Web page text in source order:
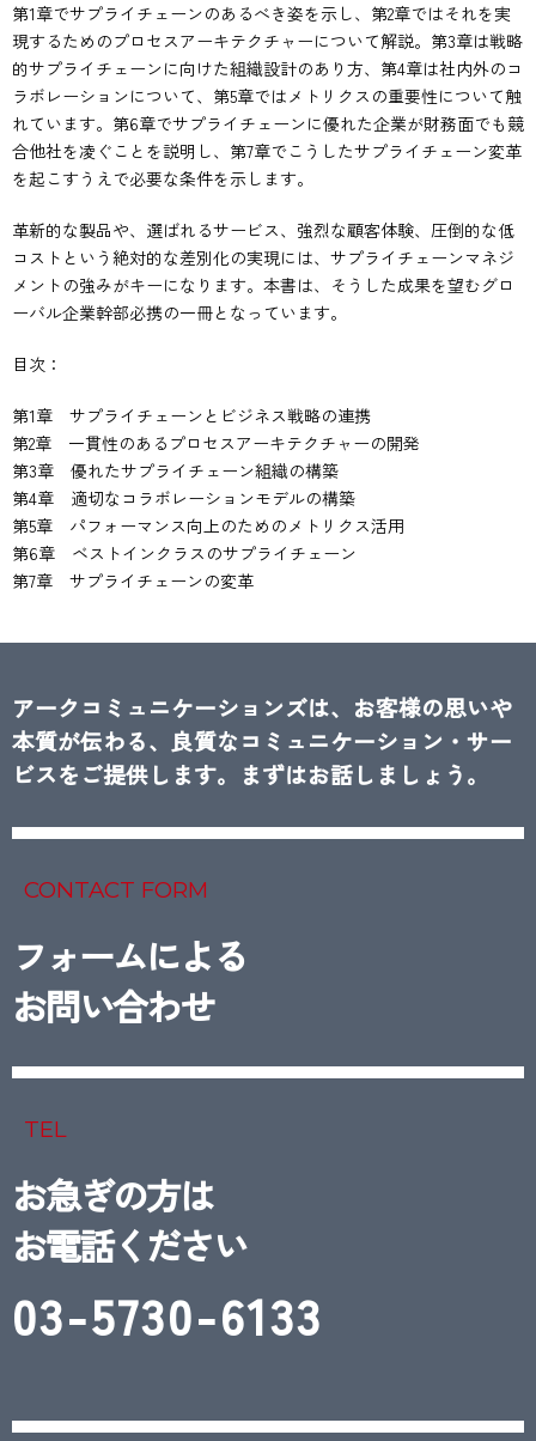
第1章でサプライチェーンのあるべき姿を示し、第2章ではそれを実
現するためのプロセスアーキテクチャーについて解説。第3章は戦略
的サプライチェーンに向けた組織設計のあり方、第4章は社内外のコ
ラボレーションについて、第5章ではメトリクスの重要性について触
れています。第6章でサプライチェーンに優れた企業が財務面でも競
合他社を凌ぐことを説明し、第7章でこうしたサプライチェーン変革
を起こすうえで必要な条件を示します。
革新的な製品や、選ばれるサービス、強烈な顧客体験、圧倒的な低
コストという絶対的な差別化の実現には、サプライチェーンマネジ
メントの強みがキーになります。本書は、そうした成果を望むグロ
ーバル企業幹部必携の一冊となっています。
目次：
第1章 サプライチェーンとビジネス戦略の連携
第2章 一貫性のあるプロセスアーキテクチャーの開発
第3章 優れたサプライチェーン組織の構築
第4章 適切なコラボレーションモデルの構築
第5章 パフォーマンス向上のためのメトリクス活用
第6章 ベストインクラスのサプライチェーン
第7章 サプライチェーンの変革
アークコミュニケーションズは、お客様の思いや
本質が伝わる、良質なコミュニケーション・サー
ビスをご提供します。まずはお話しましょう。
CONTACT FORM
フォームによる
お問い合わせ
TEL
お急ぎの方は
お電話ください
03-5730-6133